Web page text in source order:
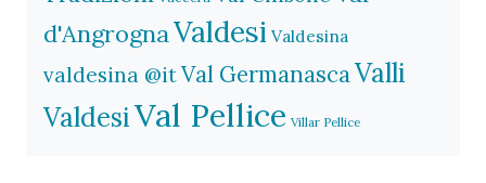
d'AngrognaValdesi Valdesina
valdesina @itVal GermanascaValli
ValdesiVal Pellice Villar Pellice